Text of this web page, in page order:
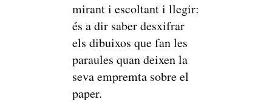
mirant i escoltant i llegir:
és a dir saber desxifrar
els dibuixos que fan les
paraules quan deixen la
seva empremta sobre el
paper.